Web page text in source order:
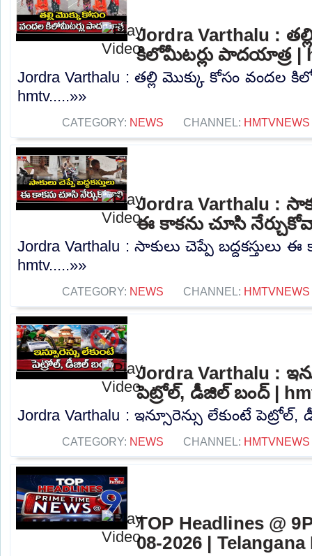
Jordra Varthalu :
కిలోమీటర్లు పాదయాత్ర |
Jordra Varthalu : తల్లి మొక్కు కోసం వందల
hmtv.....»»
CATEGORY: NEWS CHANNEL: HMTVNEWS
Jordra Varthalu :
ఈ కాకను చూసి
Jordra Varthalu : సాకులు చెప్పే బద్దకస్తులు
hmtv.....»»
CATEGORY: NEWS CHANNEL: HMTVNEWS
Jordra Varthalu :
పెట్రోల్, డీజిల్ బంద్ |
Jordra Varthalu : ఇన్సూరెన్సు లేకుంటే పెట్రోల్,
CATEGORY: NEWS CHANNEL: HMTVNEWS
TOP Headlines @
08-2026 |